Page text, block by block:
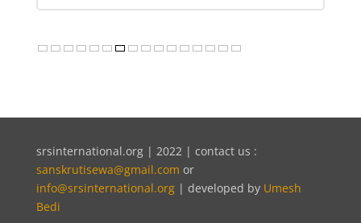
srsinternational.org | 2022 | contact us :
sanskrutisewa@gmail.com or
info@srsinternational.org| developed by Umesh
Bedi